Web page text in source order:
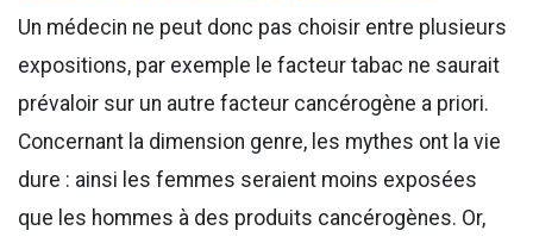
Un médecin ne peut donc pas choisir entre plusieurs
expositions, par exemple le facteur tabac ne saurait
prévaloir sur un autre facteur cancérogène a priori.
Concernant la dimension genre, les mythes ont la vie
dure : ainsi les femmes seraient moins exposées
que les hommes à des produits cancérogènes. Or,